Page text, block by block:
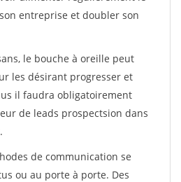
entreprise et doubler son
le bouche à oreille peut
les désirant progresser et
il faudra obligatoirement
de leads prospectsion dans
de communication se
ou au porte à porte. Des